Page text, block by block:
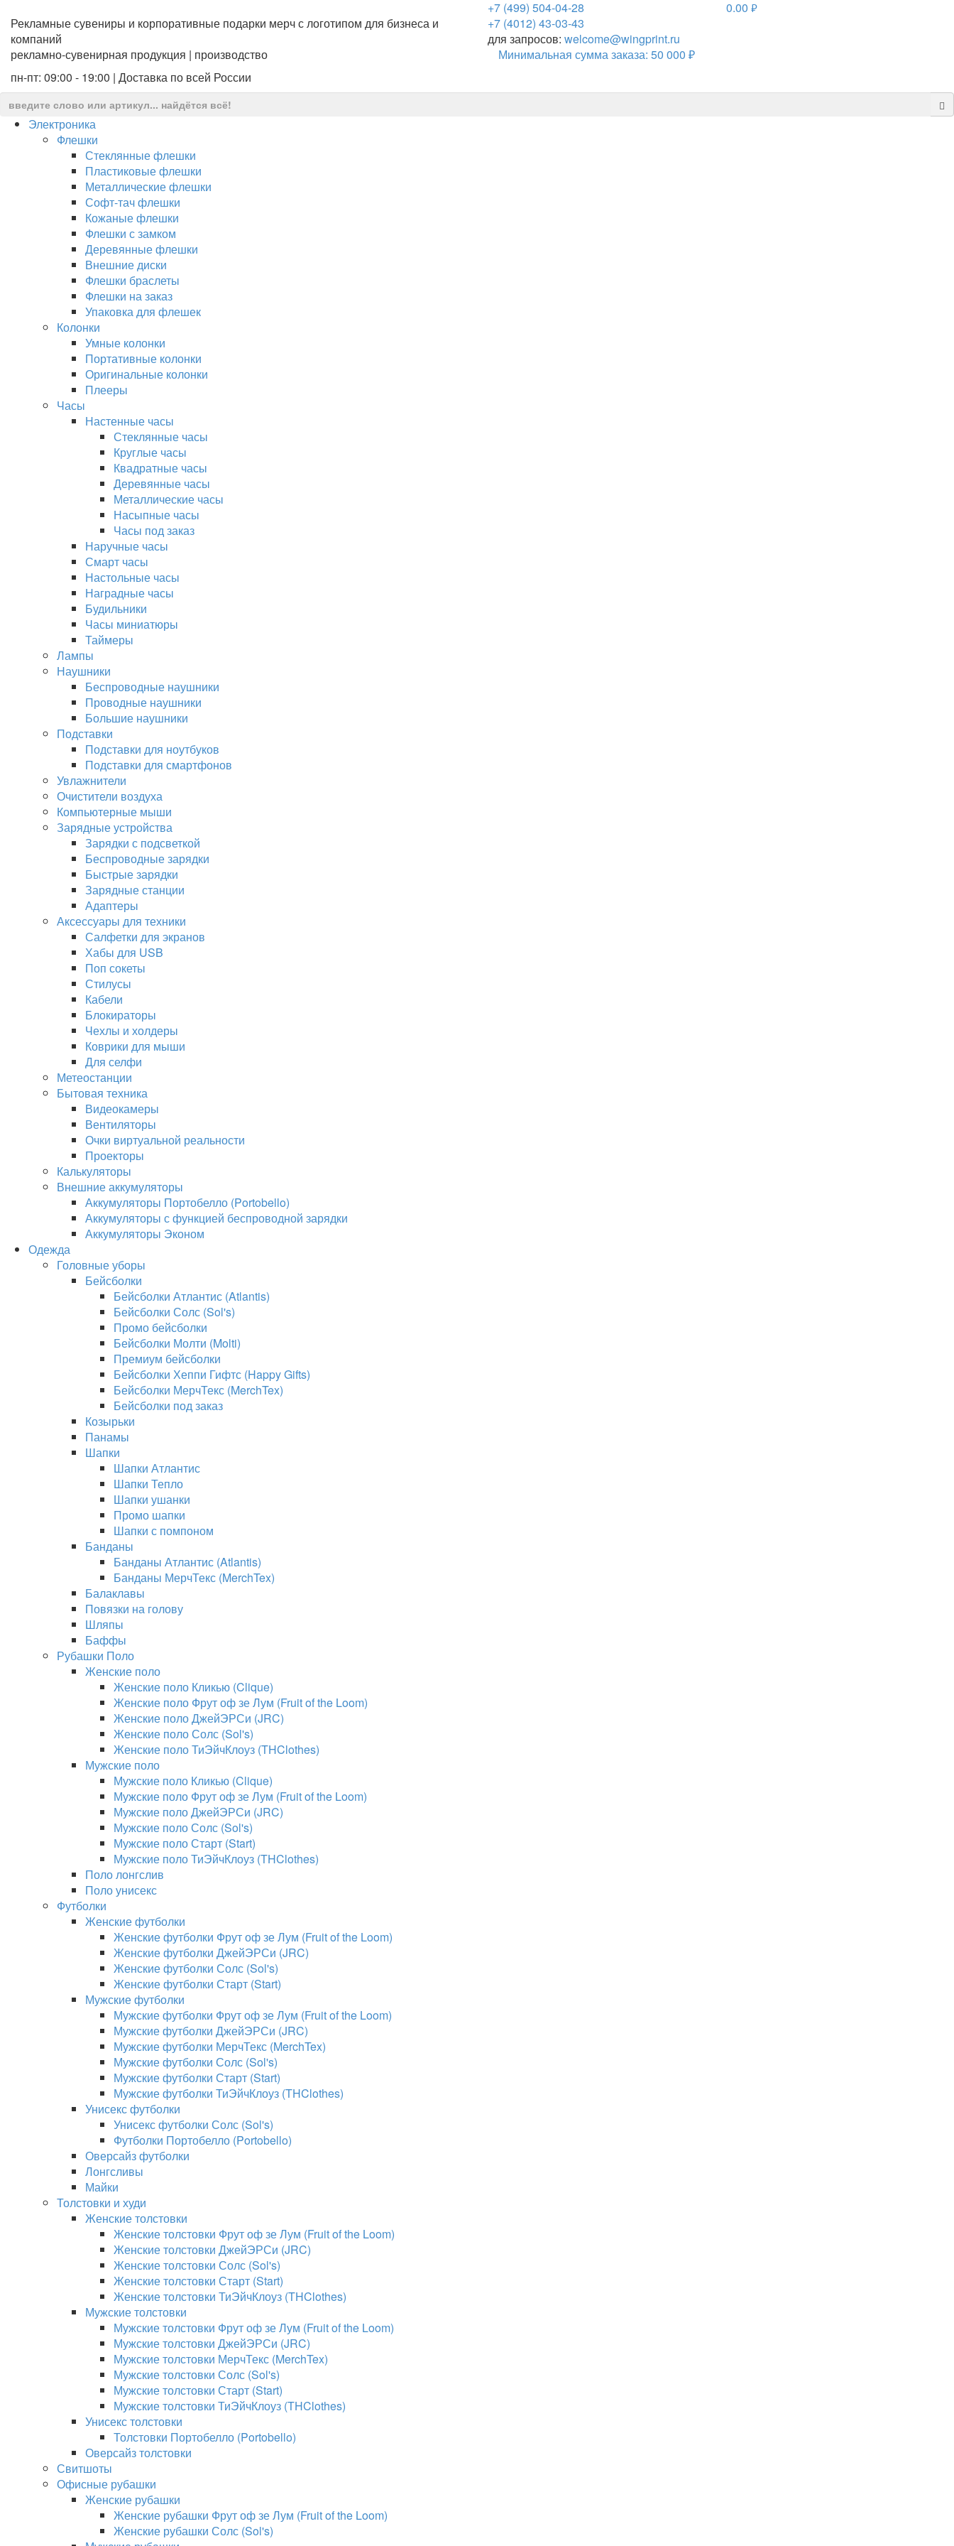
Рекламные сувениры и корпоративные подарки мерч с логотипом для бизнеса и
компаний
рекламно-сувенирная продукция | производство
пн-пт: 09:00 - 19:00 | Доставка по всей России
+7 (499) 504-04-28
+7 (4012) 43-03-43
для запросов: welcome@wingprint.ru
Минимальная сумма заказа: 50 000 ₽
0.00 руб.
Электроника
Флешки
Стеклянные флешки
Пластиковые флешки
Металлические флешки
Софт-тач флешки
Кожаные флешки
Флешки с замком
Деревянные флешки
Внешние диски
Флешки браслеты
Флешки на заказ
Упаковка для флешек
Колонки
Умные колонки
Портативные колонки
Оригинальные колонки
Плееры
Часы
Настенные часы
Стеклянные часы
Круглые часы
Квадратные часы
Деревянные часы
Металлические часы
Насыпные часы
Часы под заказ
Наручные часы
Смарт часы
Настольные часы
Наградные часы
Будильники
Часы миниатюры
Таймеры
Лампы
Наушники
Беспроводные наушники
Проводные наушники
Большие наушники
Подставки
Подставки для ноутбуков
Подставки для смартфонов
Увлажнители
Очистители воздуха
Компьютерные мыши
Зарядные устройства
Зарядки с подсветкой
Беспроводные зарядки
Быстрые зарядки
Зарядные станции
Адаптеры
Аксессуары для техники
Салфетки для экранов
Хабы для USB
Поп сокеты
Стилусы
Кабели
Блокираторы
Чехлы и холдеры
Коврики для мыши
Для селфи
Метеостанции
Бытовая техника
Видеокамеры
Вентиляторы
Очки виртуальной реальности
Проекторы
Калькуляторы
Внешние аккумуляторы
Аккумуляторы Портобелло (Portobello)
Аккумуляторы с функцией беспроводной зарядки
Аккумуляторы Эконом
Одежда
Головные уборы
Бейсболки
Бейсболки Атлантис (Atlantis)
Бейсболки Солс (Sol's)
Промо бейсболки
Бейсболки Молти (Molti)
Премиум бейсболки
Бейсболки Хеппи Гифтс (Happy Gifts)
Бейсболки МерчТекс (MerchTex)
Бейсболки под заказ
Козырьки
Панамы
Шапки
Шапки Атлантис
Шапки Тепло
Шапки ушанки
Промо шапки
Шапки с помпоном
Банданы
Банданы Атлантис (Atlantis)
Банданы МерчТекс (MerchTex)
Балаклавы
Повязки на голову
Шляпы
Баффы
Рубашки Поло
Женские поло
Женские поло Кликью (Clique)
Женские поло Фрут оф зе Лум (Fruit of the Loom)
Женские поло ДжейЭРСи (JRC)
Женские поло Солс (Sol's)
Женские поло ТиЭйчКлоуз (THClothes)
Мужские поло
Мужские поло Кликью (Clique)
Мужские поло Фрут оф зе Лум (Fruit of the Loom)
Мужские поло ДжейЭРСи (JRC)
Мужские поло Солс (Sol's)
Мужские поло Старт (Start)
Мужские поло ТиЭйчКлоуз (THClothes)
Поло лонгслив
Поло унисекс
Футболки
Женские футболки
Женские футболки Фрут оф зе Лум (Fruit of the Loom)
Женские футболки ДжейЭРСи (JRC)
Женские футболки Солс (Sol's)
Женские футболки Старт (Start)
Мужские футболки
Мужские футболки Фрут оф зе Лум (Fruit of the Loom)
Мужские футболки ДжейЭРСи (JRC)
Мужские футболки МерчТекс (MerchTex)
Мужские футболки Солс (Sol's)
Мужские футболки Старт (Start)
Мужские футболки ТиЭйчКлоуз (THClothes)
Унисекс футболки
Унисекс футболки Солс (Sol's)
Футболки Портобелло (Portobello)
Оверсайз футболки
Лонгсливы
Майки
Толстовки и худи
Женские толстовки
Женские толстовки Фрут оф зе Лум (Fruit of the Loom)
Женские толстовки ДжейЭРСи (JRC)
Женские толстовки Солс (Sol's)
Женские толстовки Старт (Start)
Женские толстовки ТиЭйчКлоуз (THClothes)
Мужские толстовки
Мужские толстовки Фрут оф зе Лум (Fruit of the Loom)
Мужские толстовки ДжейЭРСи (JRC)
Мужские толстовки МерчТекс (MerchTex)
Мужские толстовки Солс (Sol's)
Мужские толстовки Старт (Start)
Мужские толстовки ТиЭйчКлоуз (THClothes)
Унисекс толстовки
Толстовки Портобелло (Portobello)
Оверсайз толстовки
Свитшоты
Офисные рубашки
Женские рубашки
Женские рубашки Фрут оф зе Лум (Fruit of the Loom)
Женские рубашки Солс (Sol's)